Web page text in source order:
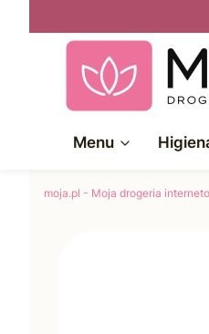
Menu
moja.pl - Moja drogeria